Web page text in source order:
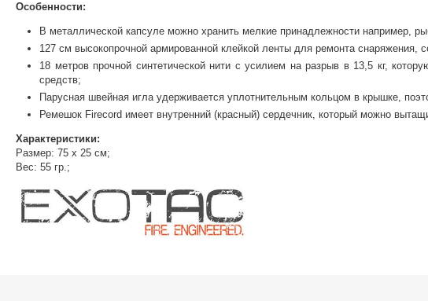
Особенности:
В металлической капсуле можно хранить мелкие принадлежности например,
127 см высокопрочной армированной клейкой ленты для ремонта снаряжения,
18 метров прочной синтетической нити с усилием на разрыв в 13,5 кг,
средств;
Парусная швейная игла удерживается уплотнительным кольцом в крышке,
Ремешок Firecord имеет внутренний (красный) сердечник, который можно
Характеристики:
Размер: 75 x 25 cм;
Вес: 55 гр.;